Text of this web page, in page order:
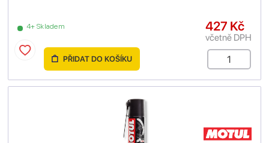
4+ Skladem 427 Kč
včetně DPH
PŘIDAT DO KOŠÍKU